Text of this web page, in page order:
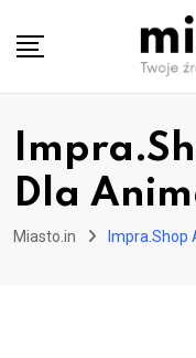
Dla
Miasto.in Impra.Shop